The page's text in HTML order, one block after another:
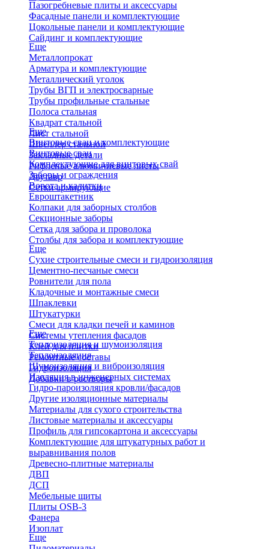
Пазогребневые плиты и аксессуары
Фасадные панели и комплектующие
Цокольные панели и комплектующие
Сайдинг и комплектующие
Еще
Металлопрокат
Арматура и комплектующие
Металлический уголок
Трубы ВГП и электросварные
Трубы профильные стальные
Полоса стальная
Квадрат стальной
Лист стальной
Швеллер стальной
Закладные детали
Рифленые алюминиевые листы
Двутавр
Сетки армирующие
Еще
Винтовые сваи и комплектующие
Винтовые сваи
Комплектующие для винтовых свай
Заборы и ограждения
Ворота и калитки
Евроштакетник
Колпаки для заборных столбов
Секционные заборы
Сетка для забора и проволока
Столбы для забора и комплектующие
Еще
Сухие строительные смеси и гидроизоляция
Цементно-песчаные смеси
Ровнители для пола
Кладочные и монтажные смеси
Шпаклевки
Штукатурки
Смеси для кладки печей и каминов
Системы утепления фасадов
Клей для плитки
Ремонтные составы
Гидроизоляция
Добавки в растворы
Еще
Теплоизоляция и шумоизоляция
Теплоизоляция
Шумоизоляция и виброизоляция
Изоляция в инженерных системах
Гидро-пароизоляция кровли/фасадов
Другие изоляционные материалы
Материалы для сухого строительства
Листовые материалы и аксессуары
Профиль для гипсокартона и аксессуары
Комплектующие для штукатурных работ и
выравнивания полов
Древесно-плитные материалы
ДВП
ДСП
Мебельные щиты
Плиты OSB-3
Фанера
Изоплат
Еще